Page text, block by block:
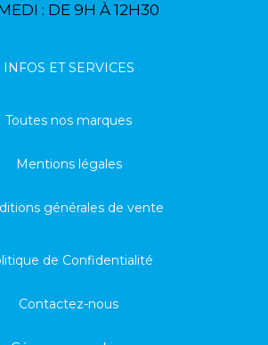
: DE 9H À 12H30
INFOS ET SERVICES
Toutes nos marques
Mentions légales
générales de vente
de Confidentialité
Contactez-nous